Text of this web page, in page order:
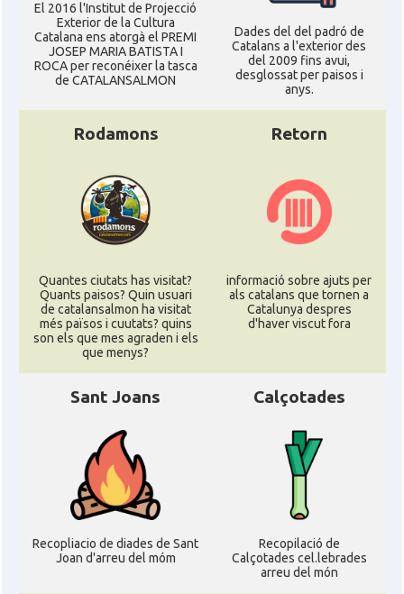
El 2016 l'Institut de Projecció
Exterior de la Cultura
Catalana ens atorgà el PREMI
JOSEP MARIA BATISTA I
ROCA per reconéixer la tasca
de CATALANSALMON
Dades del del padró de
Catalans a l'exterior des
del 2009 fins avui,
desglossat per paisos i
anys.
Rodamons
Quantes ciutats has visitat?
Quants paisos? Quin usuari
de catalansalmon ha visitat
més països i cuutats? quins
son els que mes agraden i els
que menys?
Retorn
informació sobre ajuts per
als catalans que tornen a
Catalunya despres
d'haver viscut fora
Sant Joans
Recopliacio de diades de Sant
Joan d'arreu del móm
Calçotades
Recopilació de
Calçotades cel.lebrades
arreu del món